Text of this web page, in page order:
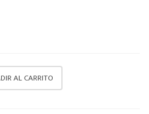
AL CARRITO